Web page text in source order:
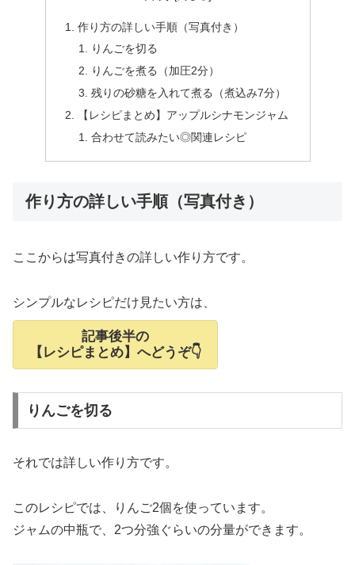
作り方の詳しい手順（写真付き）
りんごを切る
りんごを煮る（加圧2分）
残りの砂糖を入れて煮る（煮込み7分）
【レシピまとめ】アップルシナモンジャム
合わせて読みたい◎関連レシピ
作り方の詳しい手順（写真付き）
ここからは写真付きの詳しい作り方です。
シンプルなレシピだけ見たい方は、
記事後半の
【レシピまとめ】へどうぞ👇
りんごを切る
それでは詳しい作り方です。
このレシピでは、りんご2個を使っています。
ジャムの中瓶で、2つ分強ぐらいの分量ができます。